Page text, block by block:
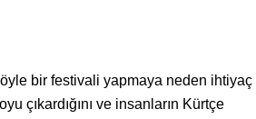
bir festivali yapmaya neden ihtiyaç
çıkardığını ve insanların Kürtçe